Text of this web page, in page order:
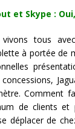
et Skype :
vivons tous
à portée de
Comment
de clients et
déplacer de